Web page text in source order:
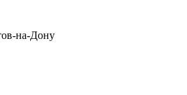
на-Дону